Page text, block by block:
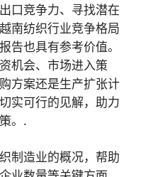
口竞争力、寻找潜在
南纺织行业竞争格局
告也具有参考价值。
机会、市场进入策
方案还是生产扩张计
实可行的见解，助力
。.
制造业的概况，帮助